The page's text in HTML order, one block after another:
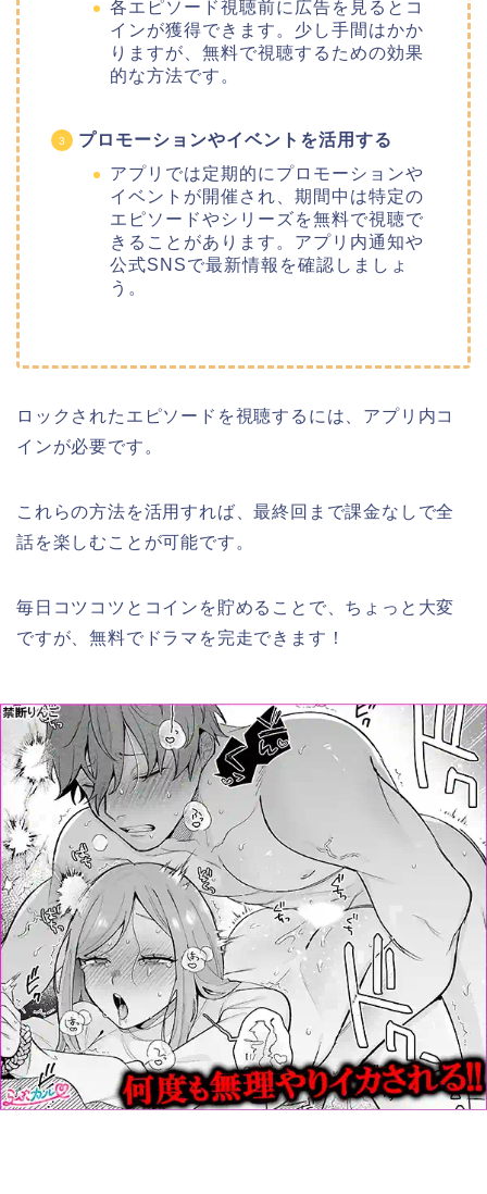
各エピソード視聴前に広告を見るとコ
インが獲得できます。少し手間はかか
りますが、無料で視聴するための効果
的な方法です。
プロモーションやイベントを活用する
アプリでは定期的にプロモーションや
イベントが開催され、期間中は特定の
エピソードやシリーズを無料で視聴で
きることがあります。アプリ内通知や
公式SNSで最新情報を確認しましょ
う。
ロックされたエピソードを視聴するには、アプリ内コ
インが必要です。
これらの方法を活用すれば、最終回まで課金なしで全
話を楽しむことが可能です。
毎日コツコツとコインを貯めることで、ちょっと大変
ですが、無料でドラマを完走できます！